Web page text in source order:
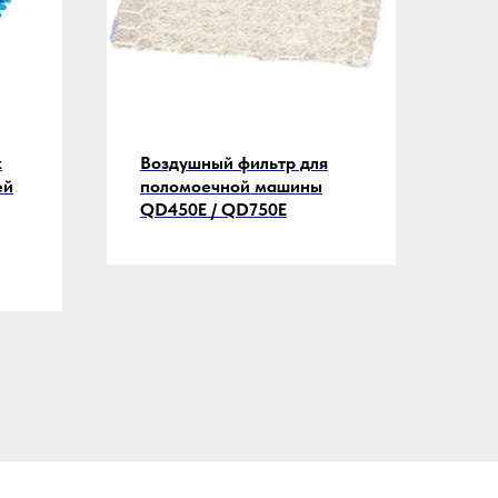
Воздушный фильтр для
поломоечной машины
QD450E / QD750E